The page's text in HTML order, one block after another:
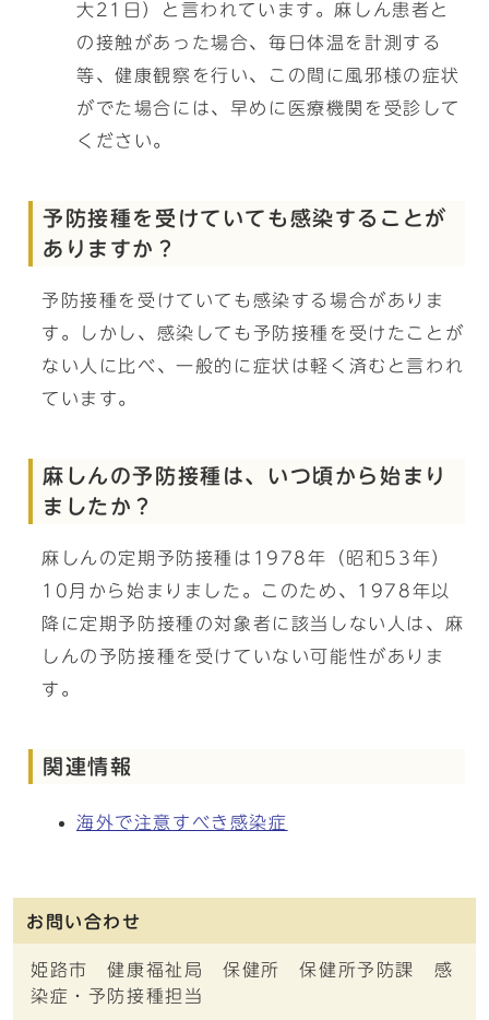
大21日）と言われています。麻しん患者と
の接触があった場合、毎日体温を計測する
等、健康観察を行い、この間に風邪様の症状
がでた場合には、早めに医療機関を受診して
ください。
予防接種を受けていても感染することが
ありますか？
予防接種を受けていても感染する場合がありま
す。しかし、感染しても予防接種を受けたことが
ない人に比べ、一般的に症状は軽く済むと言われ
ています。
麻しんの予防接種は、いつ頃から始まり
ましたか？
麻しんの定期予防接種は1978年（昭和53年）
10月から始まりました。このため、1978年以
降に定期予防接種の対象者に該当しない人は、麻
しんの予防接種を受けていない可能性がありま
す。
関連情報
海外で注意すべき感染症
お問い合わせ
姫路市 健康福祉局 保健所 保健所予防課 感
染症・予防接種担当